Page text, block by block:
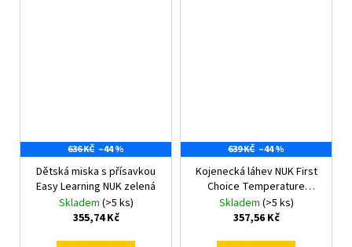
636 KČ –44 %
Dětská miska s přísavkou
Easy Learning NUK zelená
Skladem (>5 ks)
355,74 Kč
639 KČ –44 %
Kojenecká láhev NUK First
Choice Temperature
Control 300 ml Koala
Skladem (>5 ks)
357,56 Kč